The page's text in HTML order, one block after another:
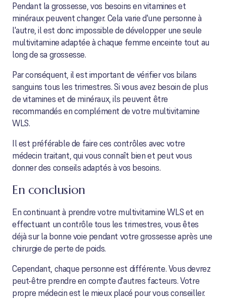
Pendant la grossesse, vos besoins en vitamines et
minéraux peuvent changer. Cela varie d'une personne à
l'autre, il est donc impossible de développer une seule
multivitamine adaptée à chaque femme enceinte tout au
long de sa grossesse.
Par conséquent, il est important de vérifier vos bilans
sanguins tous les trimestres. Si vous avez besoin de plus
de vitamines et de minéraux, ils peuvent être
recommandés en complément de votre multivitamine
WLS.
Il est préférable de faire ces contrôles avec votre
médecin traitant, qui vous connaît bien et peut vous
donner des conseils adaptés à vos besoins.
En conclusion
En continuant à prendre votre multivitamine WLS et en
effectuant un contrôle tous les trimestres, vous êtes
déjà sur la bonne voie pendant votre grossesse après une
chirurgie de perte de poids.
Cependant, chaque personne est différente. Vous devrez
peut-être prendre en compte d'autres facteurs. Votre
propre médecin est le mieux placé pour vous conseiller.